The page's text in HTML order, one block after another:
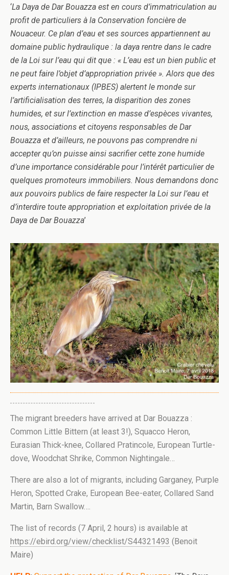
‘La Daya de Dar Bouazza est en cours d’immatriculation au
profit de particuliers à la Conservation foncière de
Nouaceur. Ce plan d’eau et ses sources appartiennent au
domaine public hydraulique : la daya rentre dans le cadre
de la Loi sur l’eau qui dit que : « L’eau est un bien public et
ne peut faire l’objet d’appropriation privée ». Alors que des
experts internationaux (IPBES) alertent le monde sur
l’artificialisation des terres, la disparition des zones
humides, et sur l’extinction en masse d’espèces vivantes,
nous, associations et citoyens responsables de Dar
Bouazza et d’ailleurs, ne pouvons pas comprendre ni
accepter qu’on puisse ainsi sacrifier cette zone humide
d’une importance considérable pour l’intérêt particulier de
quelques promoteurs immobiliers. Nous demandons donc
aux pouvoirs publics de faire respecter la Loi sur l’eau et
d’interdire toute appropriation et exploitation privée de la
Daya de Dar Bouazza’
The migrant breeders have arrived at Dar Bouazza :
Common Little Bittern (at least 3!), Squacco Heron,
Eurasian Thick-knee, Collared Pratincole, European Turtle-
dove, Woodchat Shrike, Common Nightingale…
There are also a lot of migrants, including Garganey, Purple
Heron, Spotted Crake, European Bee-eater, Collared Sand
Martin, Barn Swallow….
The list of records (7 April, 2 hours) is available at
https://ebird.org/view/checklist/S44321493 (Benoit
Maire)